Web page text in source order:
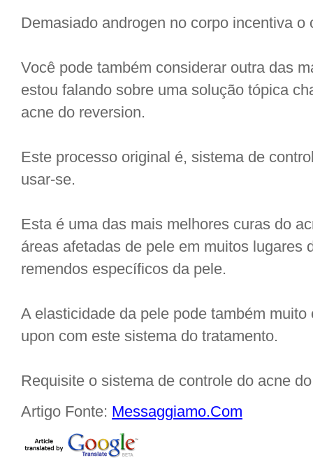
Demasiado androgen no corpo incentiva o
Você pode também considerar outra das
estou falando sobre uma solução tópica
acne do reversion.
Este processo original é, sistema de
usar-se.
Esta é uma das mais melhores curas do
áreas afetadas de pele em muitos lugares
remendos específicos da pele.
A elasticidade da pele pode também
upon com este sistema do tratamento.
Requisite o sistema de controle do acne
Artigo Fonte: Messaggiamo.Com